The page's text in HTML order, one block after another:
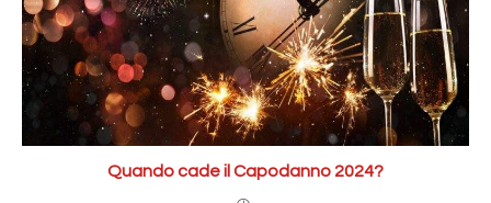
Quando cade il Capodanno 2024?